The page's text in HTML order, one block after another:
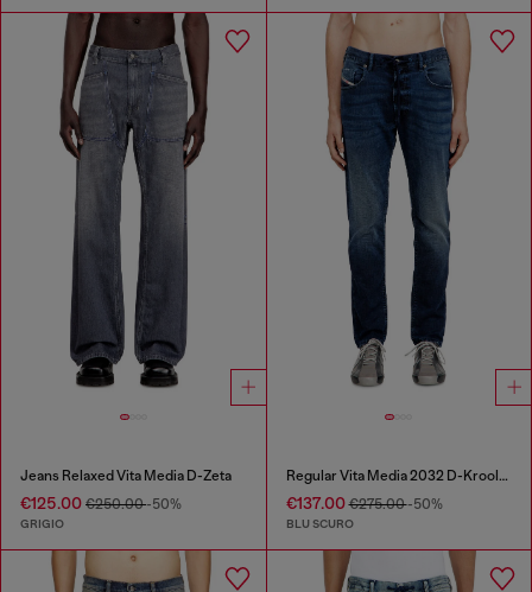
Jeans Relaxed Vita Media D-Zeta
€125.00 €250.00-50%
GRIGIO
Regular Vita Media 2032 D-Krooley Joggjeans®
€137.00€275.00-50%
BLU SCURO